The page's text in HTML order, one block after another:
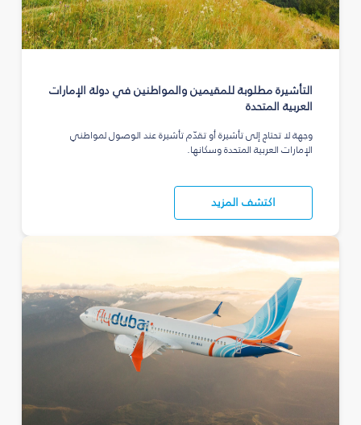
التأشيرة مطلوبة للمقيمين والمواطنين في دولة الإمارات
العربية المتحدة
وجهة لا تحتاج إلى تأشيرة أو تقدّم تأشيرة عند الوصول لمواطني
الإمارات العربية المتحدة وسكانها.
اكتشف المزيد